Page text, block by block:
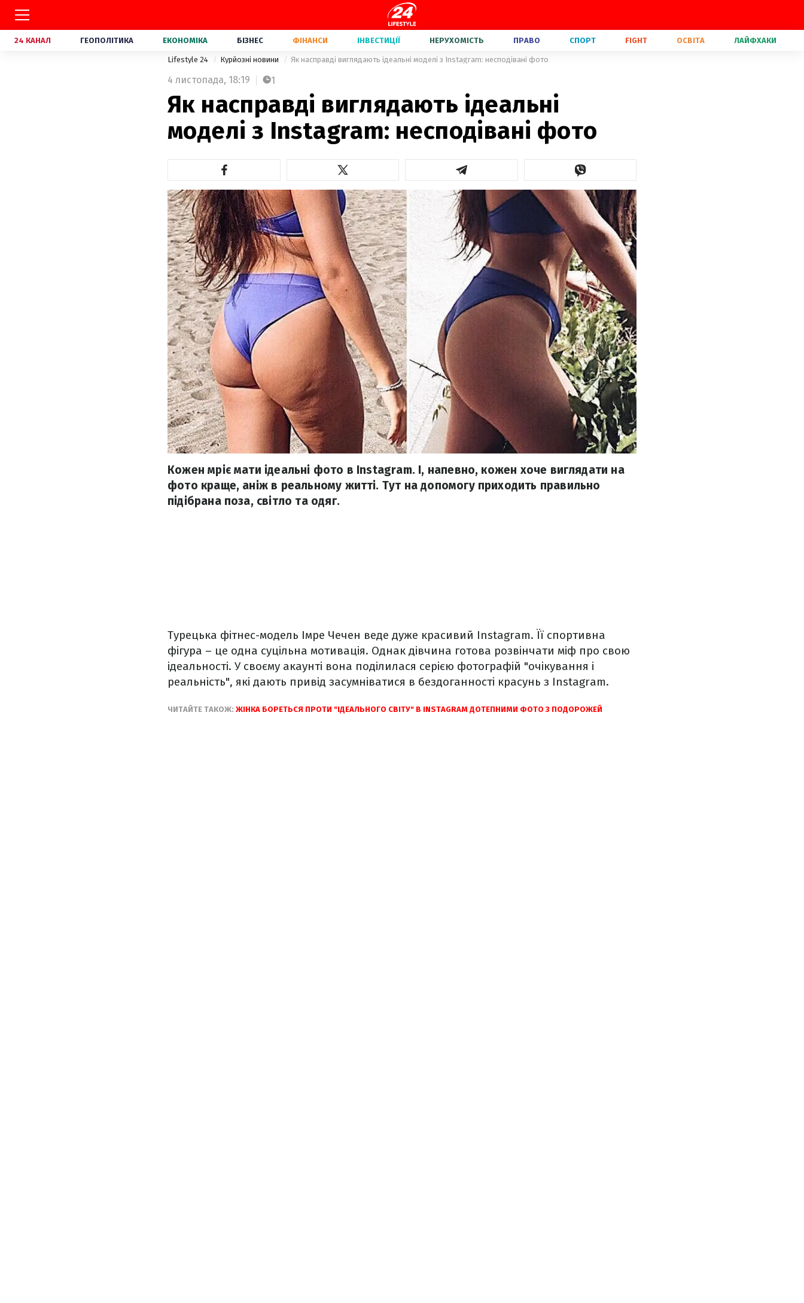
24 КАНАЛ ГЕОПОЛІТИКА ЕКОНОМІКА БІЗНЕС ФІНАНСИ ІНВЕСТИЦІЇ НЕРУХОМІСТЬ ПРАВО СПОРТ FIGHT ОСВІТА ЛАЙФХАКИ
Lifestyle 24 Курйозні новини Як насправді виглядають ідеальні моделі з Instagram: несподівані фото
4 листопада, 18:19 1
Як насправді виглядають ідеальні
моделі з Instagram: несподівані фото
Кожен мріє мати ідеальні фото в Instagram. І, напевно, кожен хоче виглядати на
фото краще, аніж в реальному житті. Тут на допомогу приходить правильно
підібрана поза, світло та одяг.
Турецька фітнес-модель Імре Чечен веде дуже красивий Instagram. Її спортивна
фігура – це одна суцільна мотивація. Однак дівчина готова розвінчати міф про свою
ідеальності. У своєму акаунті вона поділилася серією фотографій "очікування і
реальність", які дають привід засумніватися в бездоганності красунь з Instagram.
ЧИТАЙТЕ ТАКОЖ: ЖІНКА БОРЕТЬСЯ ПРОТИ "ІДЕАЛЬНОГО СВІТУ" В INSTAGRAM ДОТЕПНИМИ ФОТО З ПОДОРОЖЕЙ